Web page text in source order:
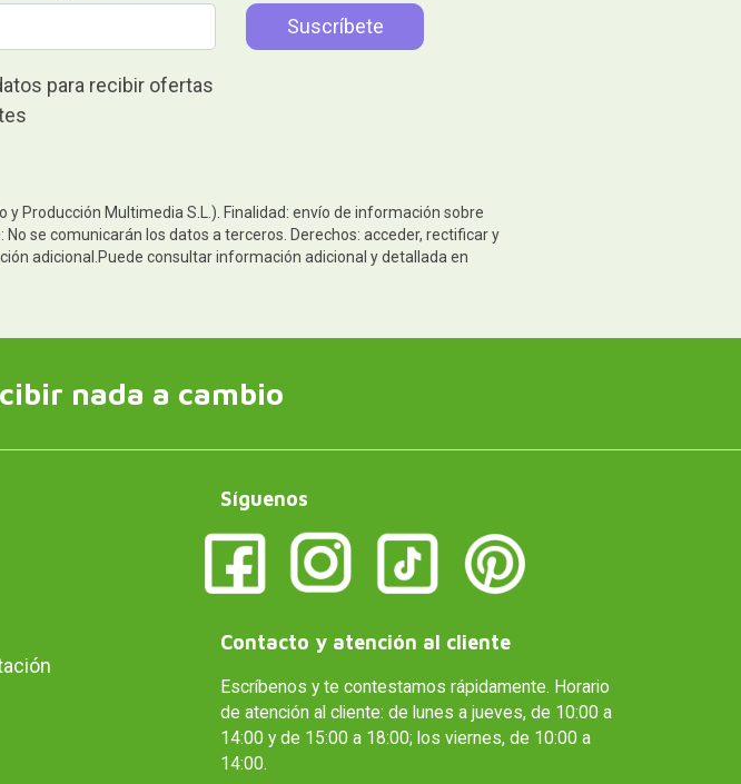
para recibir ofertas
Producción Multimedia S.L.). Finalidad: envío de información sobre
se comunicarán los datos a terceros. Derechos: acceder, rectificar y
adicional.Puede consultar información adicional y detallada en
nada a cambio
Síguenos
Contacto y atención al cliente
Escríbenos y te contestamos rápidamente. Horario
de atención al cliente: de lunes a jueves, de 10:00 a
14:00 y de 15:00 a 18:00; los viernes, de 10:00 a
14:00.